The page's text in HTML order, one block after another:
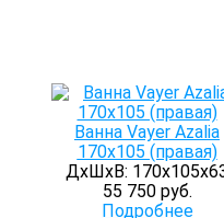
Ванна Vayer Azalia
170x105 (правая)
ДхШхВ:
55 750 руб.
Подробнее